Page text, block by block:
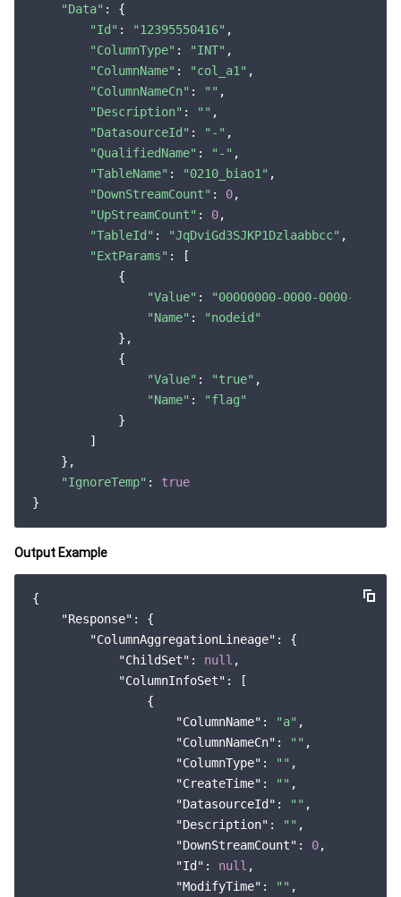
"Data" : {
"Id" : "12395550416" ,
"ColumnType" : "INT" ,
"ColumnName" : "col_a1" ,
"ColumnNameCn" : "" ,
"Description" : "" ,
"DatasourceId" : "-" ,
"QualifiedName" : "-" ,
"TableName" : "0210_biao1" ,
"DownStreamCount" : 0,
"UpStreamCount" : 0,
"TableId" : "JqDviGd3SJKP1Dzlaabbcc" ,
"ExtParams" : [
            {
"Value" :
"00000000-0000-0000-0000-
"Name" :
"nodeid"
            },
            {
"Value" : "true" ,
"Name" :
"flag"
            }
        ]
    },
"IgnoreTemp" : true
Output Example
{
"Response" : {
"ColumnAggregationLineage" : {
"ChildSet" : null ,
"ColumnInfoSet" : [
                {
"ColumnName" : "a" ,
"ColumnNameCn" : "" ,
"ColumnType" : "" ,
"CreateTime" : "" ,
"DatasourceId" : "" ,
"Description" : "" ,
"DownStreamCount" : 0,
"Id" : null ,
"ModifyTime" : "" ,